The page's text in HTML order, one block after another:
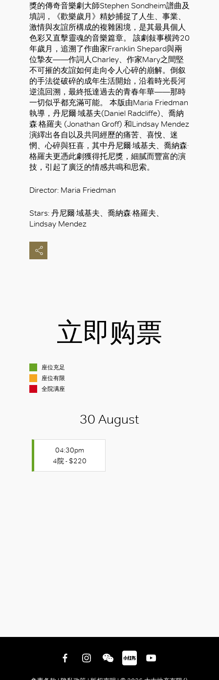
獎的傳奇音樂劇大師Stephen Sondheim譜曲及
填詞，《歡樂歲月》精妙捕捉了人生、事業、
激情與友誼所構成的複雜困境，是其最具個人
色彩又直擊靈魂的音樂篇章。 該劇敍事横跨20
年歲月，追溯了作曲家Franklin Shepard與兩
位摯友——作詞人Charley、作家Mary之間堅
不可摧的友誼如何走向令人心碎的崩解。倒叙
的手法從破碎的成年生活開始，沿着時光長河
逆流回溯，最終抵達過去的青春年華——那時
一切似乎都充滿可能。 本版由Maria Friedman
執導，丹尼爾·域基夫(Daniel Radcliffe)、喬納
森·格羅夫 (Jonathan Groff) 和Lindsay Mendez
演繹出各自以及共同經歷的痛苦、喜悅、迷
惘、心碎與狂喜，其中丹尼爾·域基夫、喬納森·
格羅夫更憑此劇獲得托尼獎，細膩而豐富的演
技，引起了廣泛的情感共鳴和思索。
Director: Maria Friedman
Stars: 丹尼爾·域基夫、喬納森·格羅夫、
Lindsay Mendez
立即购票
座位充足
座位有限
全院满座
30 August
04:30pm
4院 - $220
好